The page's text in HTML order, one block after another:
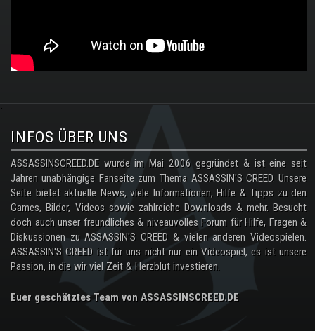
.
INFOS ÜBER UNS
ASSASSINSCREED.DE wurde im Mai 2006 gegründet & ist eine seit
Jahren unabhängige Fanseite zum Thema ASSASSIN'S CREED. Unsere
Seite bietet aktuelle News, viele Informationen, Hilfe & Tipps zu den
Games, Bilder, Videos sowie zahlreiche Downloads & mehr. Besucht
doch auch unser freundliches & niveauvolles Forum für Hilfe, Fragen &
Diskussionen zu ASSASSIN'S CREED & vielen anderen Videospielen.
ASSASSIN'S CREED ist für uns nicht nur ein Videospiel, es ist unsere
Passion, in die wir viel Zeit & Herzblut investieren.
Euer geschätztes Team von ASSASSINSCREED.DE